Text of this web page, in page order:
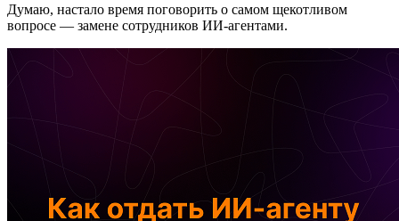
Думаю, настало время поговорить о самом щекотливом
вопросе — замене сотрудников ИИ-агентами.